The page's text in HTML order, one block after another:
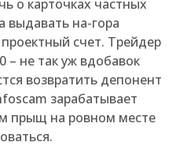
о карточках частных
выдавать на-гора
счет. Трейдер
– не так уж вдобавок
возвратить депонент
зарабатывает
прыщ на ровном месте